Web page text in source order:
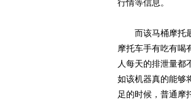
行情等信息。
而该马桶摩托最
摩托车手有吃有喝
人每天的排泄量都
如该机器真的能够
足的时候，普通摩